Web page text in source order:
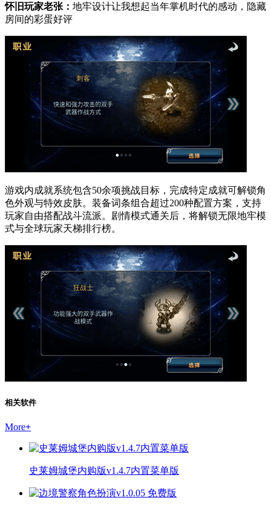
怀旧玩家老张： 地牢设计让我想起当年掌机时代的感动，隐藏
房间的彩蛋好评
游戏内成就系统包含50余项挑战目标，完成特定成就可解锁角
色外观与特效皮肤。装备词条组合超过200种配置方案，支持
玩家自由搭配战斗流派。剧情模式通关后，将解锁无限地牢模
式与全球玩家天梯排行榜。
相关软件
More+
史莱姆城堡内购版v1.4.7内置菜单版